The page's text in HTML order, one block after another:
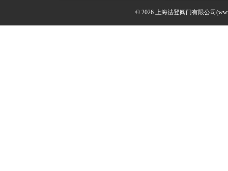
© 2026 上海法登阀门有限公司